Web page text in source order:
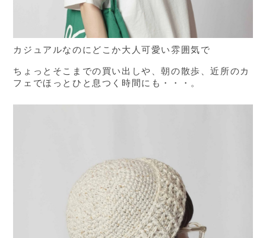
カジュアルなのにどこか大人可愛い雰囲気で
ちょっとそこまでの買い出しや、朝の散歩、近所のカ
フェでほっとひと息つく時間にも・・・。